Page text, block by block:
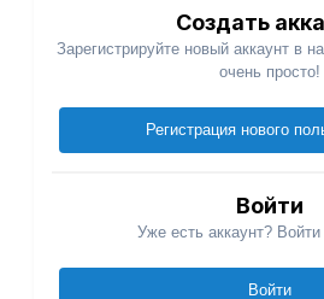
Создать
Зарегистрируйте новый аккаунт в
очень просто!
Регистрация нового
Войти
Уже есть аккаунт?
Войти